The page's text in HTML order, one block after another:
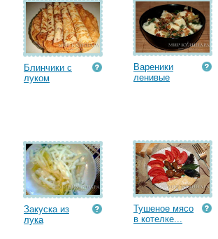
Блинчики с
луком
Вареники
ленивые
Закуска из
лука
Тушеное мясо
в котелке...